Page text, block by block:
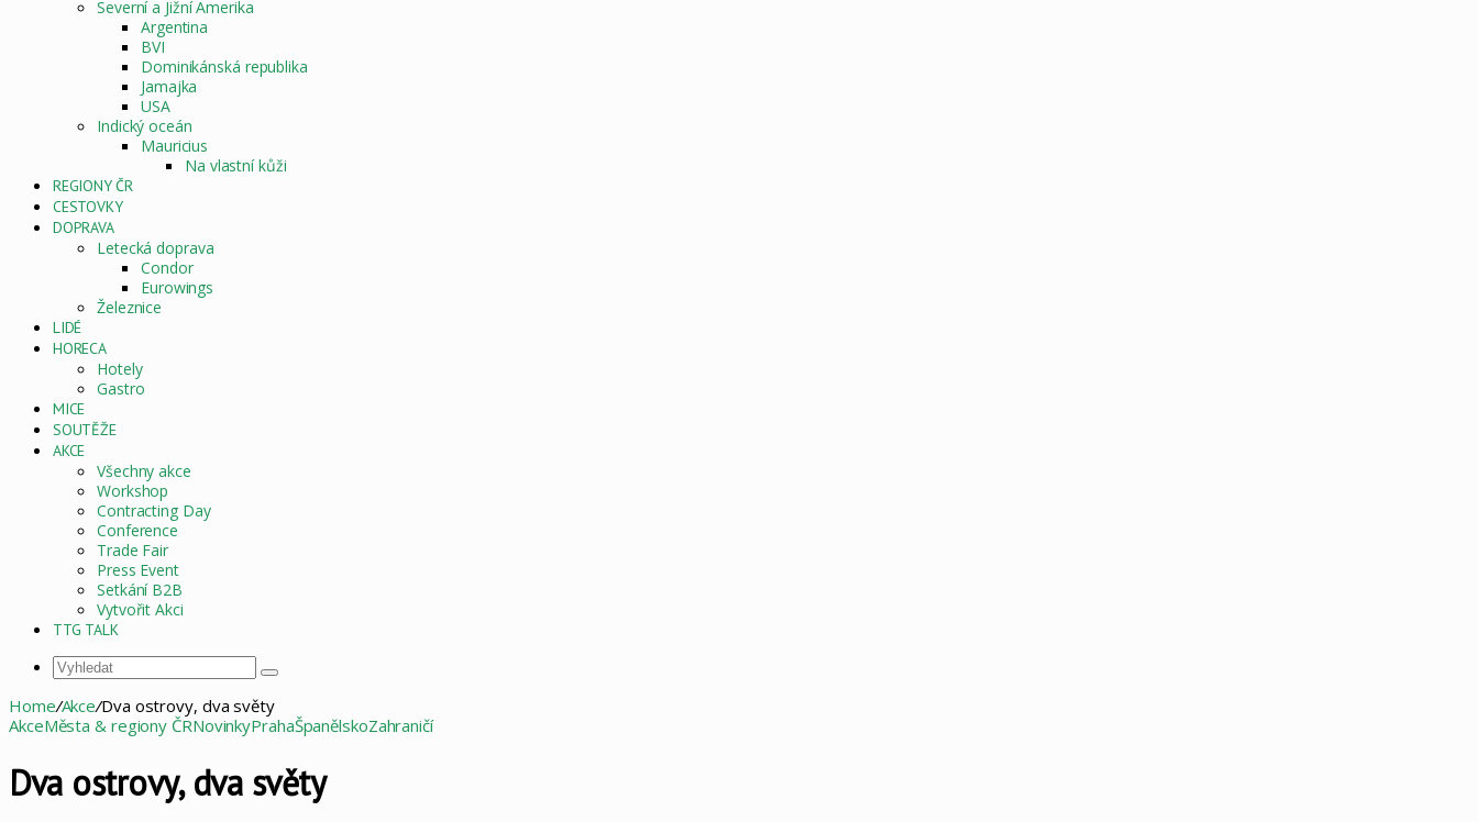
Severní a Jižní Amerika
Argentina
BVI
Dominikánská republika
Jamajka
USA
Indický oceán
Mauricius
Na vlastní kůži
REGIONY ČR
CESTOVKY
DOPRAVA
Letecká doprava
Condor
Eurowings
Železnice
LIDÉ
HORECA
Hotely
Gastro
MICE
SOUTĚŽE
AKCE
Všechny akce
Workshop
Contracting Day
Conference
Trade Fair
Press Event
Setkání B2B
Vytvořit Akci
TTG TALK
Vyhledat
Home/Akce/Dva ostrovy, dva světy
AkceMěsta & regiony ČRNovinkyPrahaŠpanělskoZahraničí
Dva ostrovy, dva světy